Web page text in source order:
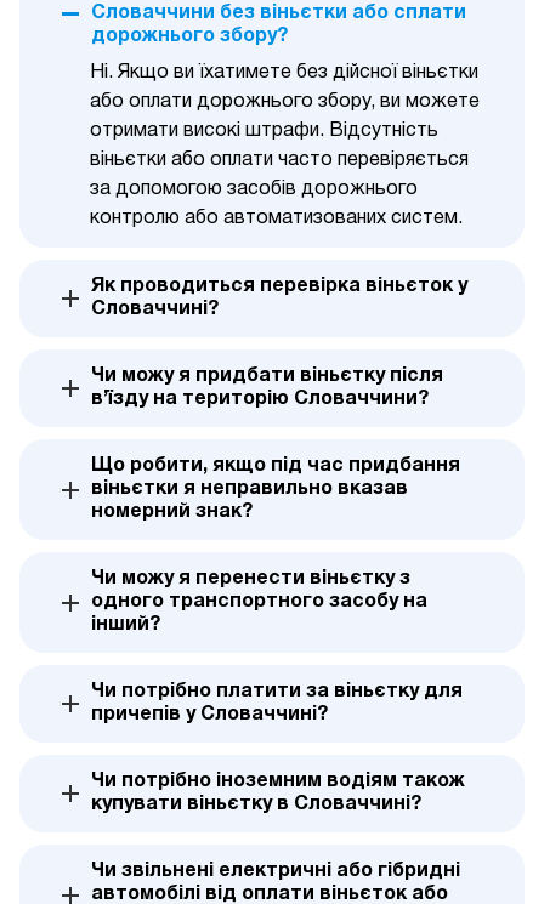
Словаччини без віньєтки або сплати
дорожнього збору?
Ні. Якщо ви їхатимете без дійсної віньєтки
або оплати дорожнього збору, ви можете
отримати високі штрафи. Відсутність
віньєтки або оплати часто перевіряється
за допомогою засобів дорожнього
контролю або автоматизованих систем.
Як проводиться перевірка віньєток у
Словаччині?
Чи можу я придбати віньєтку після
в’їзду на територію Словаччини?
Що робити, якщо під час придбання
віньєтки я неправильно вказав
номерний знак?
Чи можу я перенести віньєтку з
одного транспортного засобу на
інший?
Чи потрібно платити за віньєтку для
причепів у Словаччині?
Чи потрібно іноземним водіям також
купувати віньєтку в Словаччині?
Чи звільнені електричні або гібридні
автомобілі від оплати віньєток або